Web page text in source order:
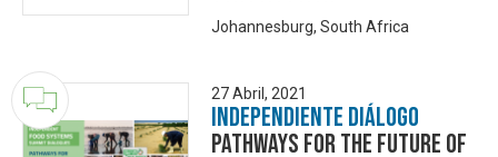
Johannesburg, South Africa
27 Abril, 2021
Independiente Diálogo
Pathways for the future of